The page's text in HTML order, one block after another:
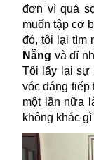
đơn vì quá
muốn tập cơ
đó, tôi lại tìm
Nẵng và dĩ
Tôi lấy lại sự
vóc dáng tiếp
một lần nữa
không khác